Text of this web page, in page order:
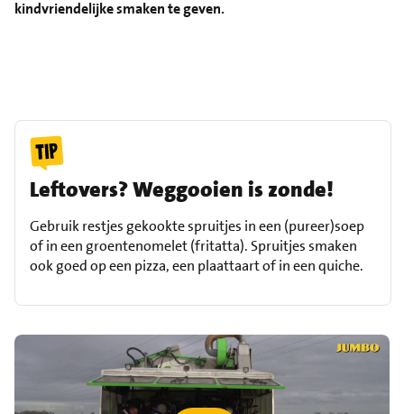
kindvriendelijke smaken te geven.
Leftovers? Weggooien is zonde!
Gebruik restjes gekookte spruitjes in een (pureer)soep
of in een groentenomelet (fritatta). Spruitjes smaken
ook goed op een pizza, een plaattaart of in een quiche.